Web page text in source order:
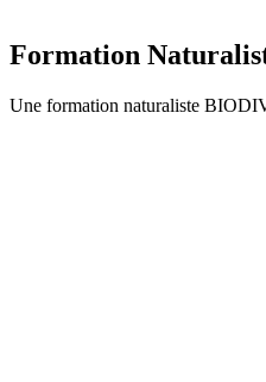
Formation
Une formation naturaliste